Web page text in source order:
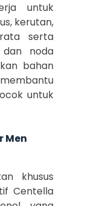
untuk
kerutan,
serta
dan noda
bahan
untuk
Men
khusus
Centella